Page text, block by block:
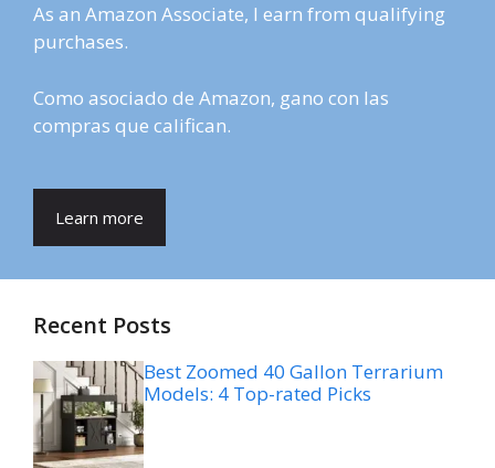
As an Amazon Associate, I earn from qualifying
purchases.
Como asociado de Amazon, gano con las
compras que califican.
Learn more
Recent Posts
Best Zoomed 40 Gallon Terrarium
Models: 4 Top-rated Picks